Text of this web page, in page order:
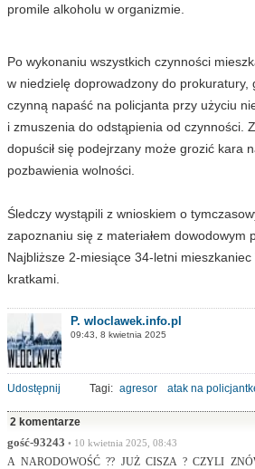
promile alkoholu w organizmie.
Po wykonaniu wszystkich czynności
w niedzielę doprowadzony do prokuratury,
czynną napaść na policjanta przy użyciu
i zmuszenia do odstąpienia od czynności.
dopuścił się podejrzany może grozić kara
pozbawienia wolności.
Śledczy wystąpili z wnioskiem o
zapoznaniu się z materiałem dowodowym
Najbliższe 2-miesiące 34-letni mieszkaniec
kratkami.
P. wloclawek.info.pl
09:43, 8 kwietnia 2025
Udostępnij Tagi: agresor atak na
2 komentarze
gość-93243 • 10 kwietnia 2025, 08:43
A NARODOWOŚĆ ?? JUŻ CISZA ? CZYLI